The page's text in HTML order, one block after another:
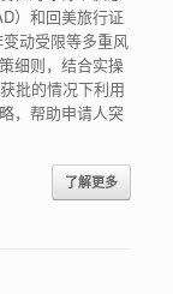
）和回美旅行证
变动受限等多重风
细则，结合实操
批的情况下利用
，帮助申请人突
了解更多